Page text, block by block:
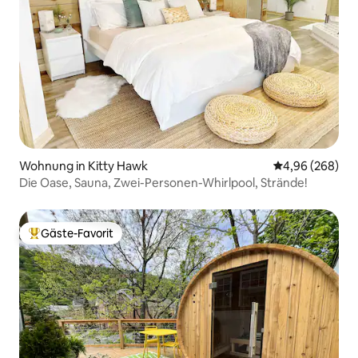
Wohnung in Kitty Hawk
4,96 (268)
Die Oase, Sauna, Zwei-Personen-Whirlpool, Strände!
Beliebter Gäste-Favorit.
Gäste-Favorit